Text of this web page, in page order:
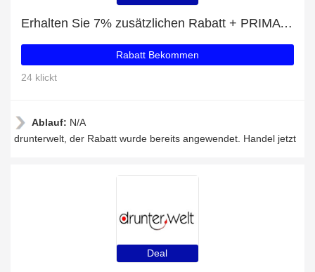
Erhalten Sie 7% zusätzlichen Rabatt + PRIMA DONNA Madison Slip Rioslip mit 7% Rabatt
Rabatt Bekommen
24 klickt
Ablauf: N/A
drunterwelt, der Rabatt wurde bereits angewendet. Handel jetzt
Deal